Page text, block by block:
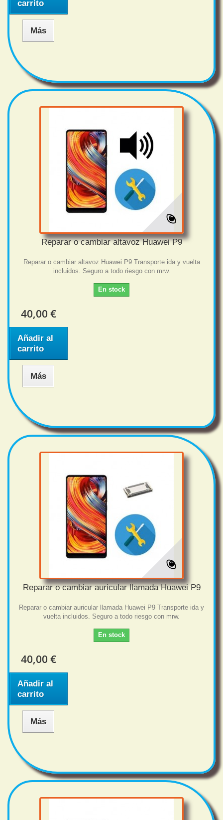
carrito
Más
Reparar o cambiar altavoz Huawei P9
Reparar o cambiar altavoz Huawei P9 Transporte ida y vuelta
incluidos. Seguro a todo riesgo con mrw.
En stock
40,00 €
Añadir al
carrito
Más
Reparar o cambiar auricular llamada Huawei P9
Reparar o cambiar auricular llamada Huawei P9 Transporte ida y
vuelta incluidos. Seguro a todo riesgo con mrw.
En stock
40,00 €
Añadir al
carrito
Más